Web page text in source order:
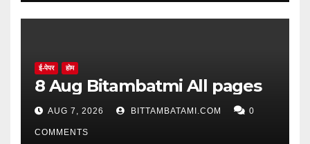
ई-पेपर होम
8 Aug Bitambatmi All pages
AUG 7, 2026 BITTAMBATAMI.COM 0
COMMENTS